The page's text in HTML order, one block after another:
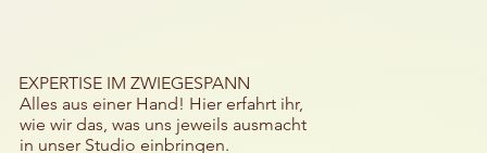
EXPERTISE IM ZWIEGESPANN
Alles aus einer Hand! Hier erfahrt ihr,
wie wir das, was uns jeweils ausmacht
in unser Studio einbringen.